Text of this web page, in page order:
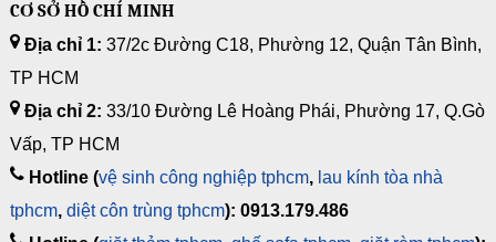
CƠ SỞ HỒ CHÍ MINH
Địa chỉ 1: 37/2c Đường C18, Phường 12, Quận Tân Bình,
TP HCM
Địa chỉ 2: 33/10 Đường Lê Hoàng Phái, Phường 17, Q.Gò
Vấp, TP HCM
Hotline (vệ sinh công nghiệp tphcm, lau kính tòa nhà
tphcm, diệt côn trùng tphcm): 0913.179.486